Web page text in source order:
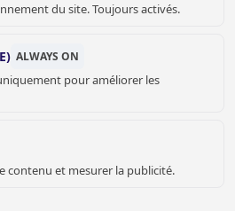
urinoirs Urinoirs
– urinoir collectif suspendu –
tels que les restaurants,
Fabriqués en acier
choix de dimensions, Loggere
du site. Toujours activés.
ALWAYS ON
pour améliorer les
contenu et mesurer la publicité.